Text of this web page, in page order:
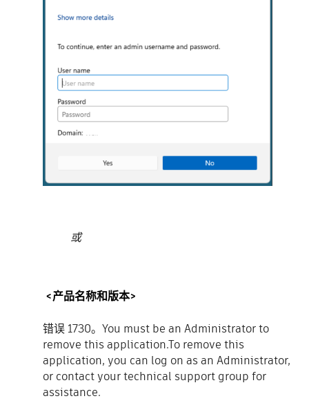
或
<产品名称和版本>
错误 1730。You must be an Administrator to
remove this application.To remove this
application, you can log on as an Administrator,
or contact your technical support group for
assistance.